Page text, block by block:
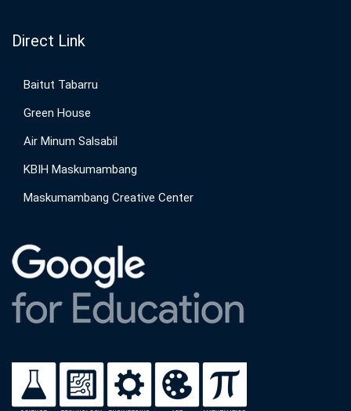
Direct Link
Baitut Tabarru
Green House
Air Minum Salsabil
KBIH Maskumambang
Maskumambang Creative Center